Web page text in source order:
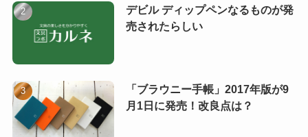
デビル ディップペンなるものが発
売されたらしい
「ブラウニー手帳」2017年版が9
月1日に発売！改良点は？